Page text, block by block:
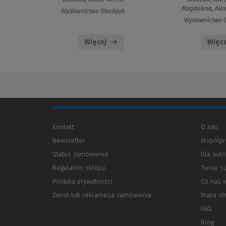
Wydawnictwo Olesiejuk
Więcej
Magdalena,
Wydawnictwo
Kontakt
Newsletter
Status zamówienia
Regulamin sklepu
Polityka prywatności
innej
Zwrot lub reklamacja zamówienia
O nas
Dla
Twoje
Co nas
Mapa
FAQ
Blog